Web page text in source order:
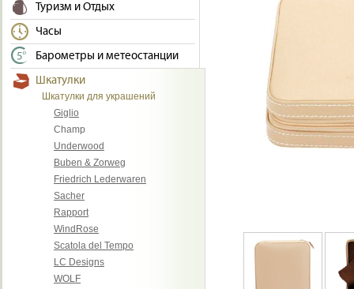
Туризм и Отдых
Часы
Барометры и метеостанции
Шкатулки
Шкатулки для украшений
Giglio
Champ
Underwood
Buben & Zorweg
Friedrich Lederwaren
Sacher
Rapport
WindRose
Scatola del Tempo
LC Designs
WOLF